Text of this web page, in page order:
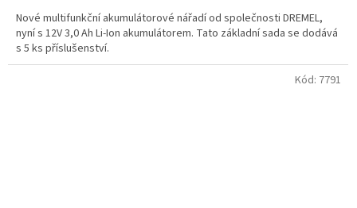
Nové multifunkční akumulátorové nářadí od společnosti DREMEL,
nyní s 12V 3,0 Ah Li-Ion akumulátorem. Tato základní sada se dodává
s 5 ks příslušenství.
Kód: 7791